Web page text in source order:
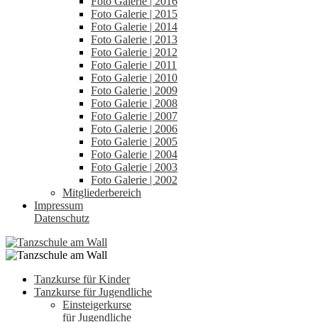
Foto Galerie | 2015
Foto Galerie | 2014
Foto Galerie | 2013
Foto Galerie | 2012
Foto Galerie | 2011
Foto Galerie | 2010
Foto Galerie | 2009
Foto Galerie | 2008
Foto Galerie | 2007
Foto Galerie | 2006
Foto Galerie | 2005
Foto Galerie | 2004
Foto Galerie | 2003
Foto Galerie | 2002
Mitgliederbereich
Impressum
Datenschutz
Tanzkurse für Kinder
Tanzkurse für Jugendliche
Einsteigerkurse
für Jugendliche